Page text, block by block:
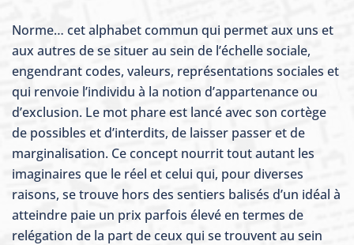
Norme… cet alphabet commun qui permet aux uns et
aux autres de se situer au sein de l’échelle sociale,
engendrant codes, valeurs, représentations sociales et
qui renvoie l’individu à la notion d’appartenance ou
d’exclusion. Le mot phare est lancé avec son cortège
de possibles et d’interdits, de laisser passer et de
marginalisation. Ce concept nourrit tout autant les
imaginaires que le réel et celui qui, pour diverses
raisons, se trouve hors des sentiers balisés d’un idéal à
atteindre paie un prix parfois élevé en termes de
relégation de la part de ceux qui se trouvent au sein